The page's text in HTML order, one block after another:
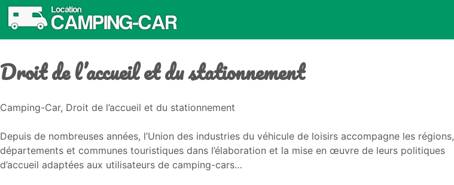
Droit de l’accueil et du stationnement
Camping-Car, Droit de l’accueil et du stationnement
Depuis de nombreuses années, l’Union des industries du véhicule de loisirs accompagne les régions,
départements et communes touristiques dans l’élaboration et la mise en œuvre de leurs politiques
d’accueil adaptées aux utilisateurs de camping-cars…